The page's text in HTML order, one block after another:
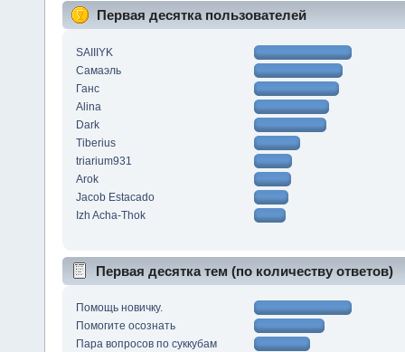
Первая десятка пользователей
SAIIIYK
Самаэль
Ганс
Alina
Dark
Tiberius
triarium931
Arok
Jacob Estacado
Izh Acha-Thok
Первая десятка тем (по количеству ответов)
Помощь новичку.
Помогите осознать
Пара вопросов по суккубам